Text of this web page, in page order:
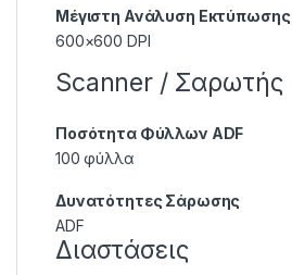
Μέγιστη Ανάλυση Εκτύπωσης
600×600 DPI
Scanner / Σαρωτής
Ποσότητα Φύλλων ADF
100 φύλλα
Δυνατότητες Σάρωσης
ADF
Διαστάσεις